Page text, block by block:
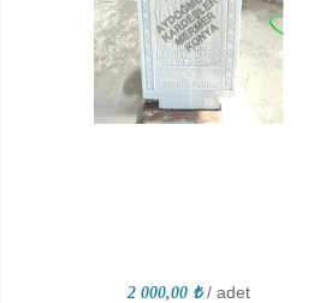
2 000,00 ₺ / adet